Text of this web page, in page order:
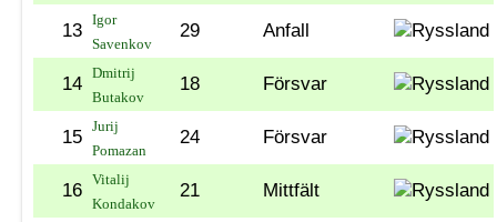
13
Igor
Savenkov
29 Anfall
14
Dmitrij
Butakov
18 Försvar
15
Jurij
Pomazan
24 Försvar
16
Vitalij
Kondakov
21 Mittfält